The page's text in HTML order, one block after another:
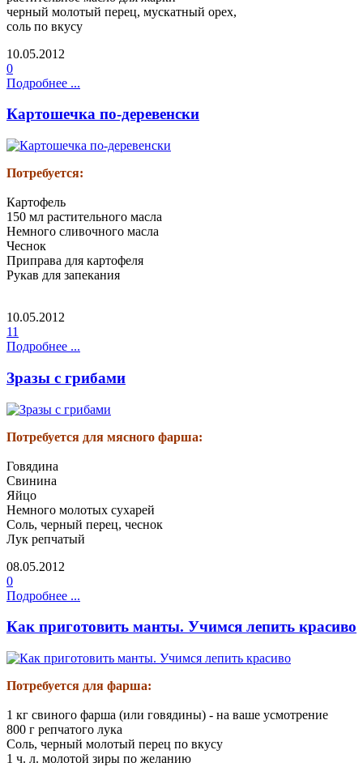
черный молотый перец, мускатный орех,
соль по вкусу
10.05.2012
0
Подробнее ...
Картошечка по-деревенски
Потребуется:
Картофель
150 мл растительного масла
Немного сливочного масла
Чеснок
Приправа для картофеля
Рукав для запекания
10.05.2012
11
Подробнее ...
Зразы с грибами
Потребуется для мясного фарша:
Говядина
Свинина
Яйцо
Немного молотых сухарей
Соль, черный перец, чеснок
Лук репчатый
08.05.2012
0
Подробнее ...
Как приготовить манты. Учимся лепить красиво
Потребуется для фарша:
1 кг свиного фарша (или говядины) - на ваше усмотрение
800 г репчатого лука
Соль, черный молотый перец по вкусу
1 ч. л. молотой зиры по желанию